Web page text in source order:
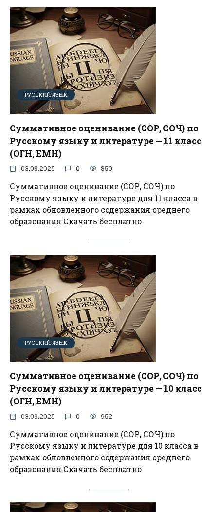
РУССКИЙ ЯЗЫК
Суммативное оценивание (СОР, СОЧ) по
Русскому языку и литературе — 11 класс
(ОГН, ЕМН)
03.09.2025 0 850
Суммативное оценивание (СОР, СОЧ) по
Русскому языку и литературе для 11 класса в
рамках обновленного содержания среднего
образования Скачать бесплатно
РУССКИЙ ЯЗЫК
Суммативное оценивание (СОР, СОЧ) по
Русскому языку и литературе — 10 класс
(ОГН, ЕМН)
03.09.2025 0 952
Суммативное оценивание (СОР, СОЧ) по
Русскому языку и литературе для 10 класса в
рамках обновленного содержания среднего
образования Скачать бесплатно